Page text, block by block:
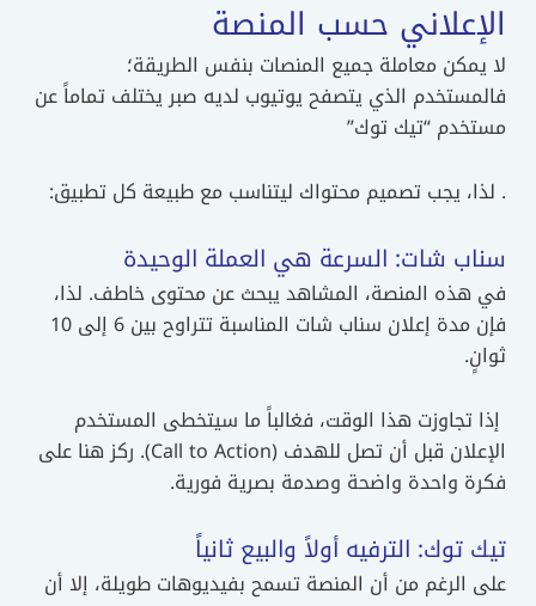
الإعلاني حسب المنصة
لا يمكن معاملة جميع المنصات بنفس الطريقة؛
فالمستخدم الذي يتصفح يوتيوب لديه صبر يختلف تماماً عن
مستخدم “تيك توك”
. لذا، يجب تصميم محتواك ليتناسب مع طبيعة كل تطبيق:
سناب شات: السرعة هي العملة الوحيدة
في هذه المنصة، المشاهد يبحث عن محتوى خاطف. لذا،
فإن مدة إعلان سناب شات المناسبة تتراوح بين 6 إلى 10
ثوانٍ.
إذا تجاوزت هذا الوقت، فغالباً ما سيتخطى المستخدم
الإعلان قبل أن تصل للهدف (Call to Action). ركز هنا على
فكرة واحدة واضحة وصدمة بصرية فورية.
تيك توك: الترفيه أولاً والبيع ثانياً
على الرغم من أن المنصة تسمح بفيديوهات طويلة، إلا أن